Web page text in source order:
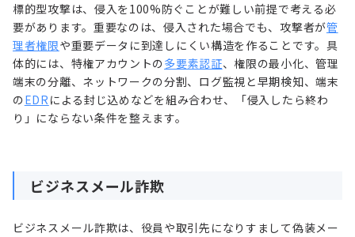
標的型攻撃は、侵入を100%防ぐことが難しい前提で考える必
要があります。重要なのは、侵入された場合でも、攻撃者が管
理者権限や重要データに到達しにくい構造を作ることです。具
体的には、特権アカウントの多要素認証、権限の最小化、管理
端末の分離、ネットワークの分割、ログ監視と早期検知、端末
のEDR による封じ込めなどを組み合わせ、「侵入したら終わ
り」にならない条件を整えます。
ビジネスメール詐欺
ビジネスメール詐欺は、役員や取引先になりすまして偽装メー